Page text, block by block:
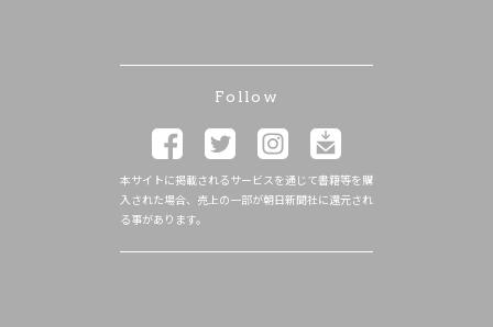
Follow
本サイトに掲載されるサービスを通じて書籍等を購
入された場合、売上の一部が朝日新聞社に還元され
る事があります。